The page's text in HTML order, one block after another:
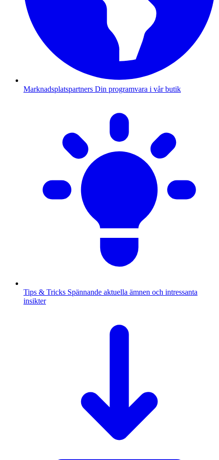
Marknadsplatspartners Din programvara i vår butik
Tips & Tricks Spännande aktuella ämnen och intressanta
insikter